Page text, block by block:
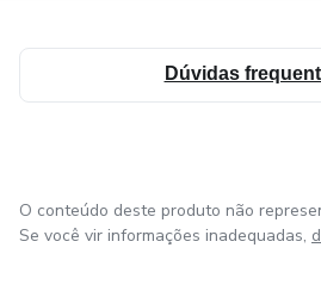
Dúvidas
O conteúdo deste produto não
Se você vir informações inadequadas,